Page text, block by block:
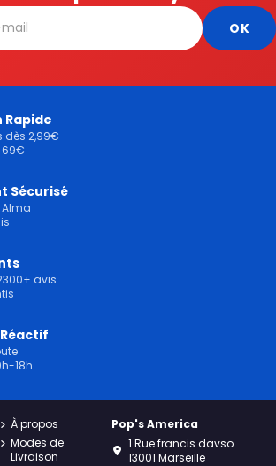
Rapide
dès 2,99€
69€
Sécurisé
Alma
avis
18h
À propos
Modes de
Livraison
Pop's America
1 Rue francis davso
13001 Marseille